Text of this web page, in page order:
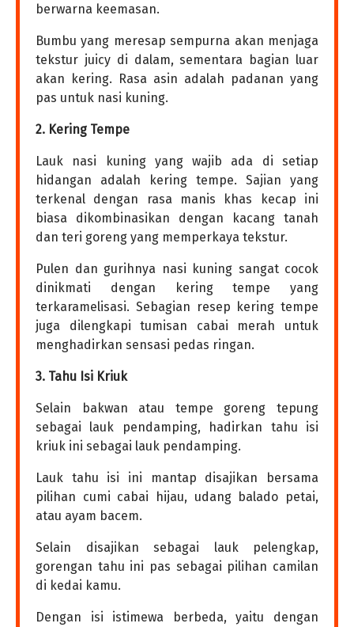
berwarna keemasan.
Bumbu yang meresap sempurna akan menjaga
tekstur juicy di dalam, sementara bagian luar
akan kering. Rasa asin adalah padanan yang
pas untuk nasi kuning.
2. Kering Tempe
Lauk nasi kuning yang wajib ada di setiap
hidangan adalah kering tempe. Sajian yang
terkenal dengan rasa manis khas kecap ini
biasa dikombinasikan dengan kacang tanah
dan teri goreng yang memperkaya tekstur.
Pulen dan gurihnya nasi kuning sangat cocok
dinikmati dengan kering tempe yang
terkaramelisasi. Sebagian resep kering tempe
juga dilengkapi tumisan cabai merah untuk
menghadirkan sensasi pedas ringan.
3. Tahu Isi Kriuk
Selain bakwan atau tempe goreng tepung
sebagai lauk pendamping, hadirkan tahu isi
kriuk ini sebagai lauk pendamping.
Lauk tahu isi ini mantap disajikan bersama
pilihan cumi cabai hijau, udang balado petai,
atau ayam bacem.
Selain disajikan sebagai lauk pelengkap,
gorengan tahu ini pas sebagai pilihan camilan
di kedai kamu.
Dengan isi istimewa berbeda, yaitu dengan